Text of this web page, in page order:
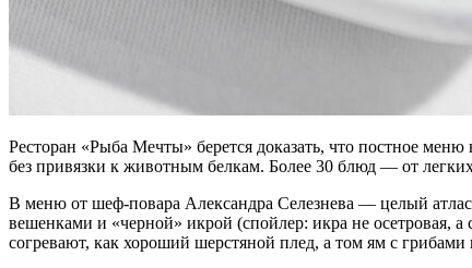
Ресторан «Рыба Мечты» берется доказать, что постное
без привязки к животным белкам. Более 30 блюд — от
В меню от шеф-повара Александра Селезнева — целый
вешенками и «черной» икрой (спойлер: икра не осетровая,
согревают, как хороший шерстяной плед, а том ям с